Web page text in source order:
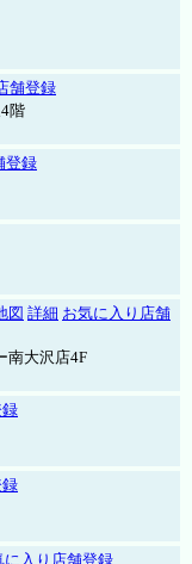
舗登録
階
登録
図 詳細 お気に入り店舗
南大沢店4F
に入り店舗登録